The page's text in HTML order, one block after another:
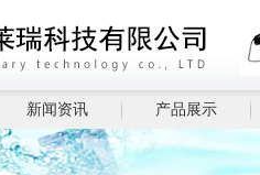
新闻资讯 产品展示